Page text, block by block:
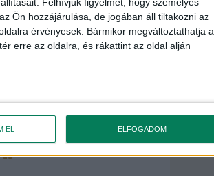
Ön hozzájárulása, de jogában áll tiltakozni az
érvényesek. Bármikor megváltoztathatja a
erre az oldalra, és rákattint az oldal alján
EL ELFOGADOM
is beküldhető.)
EBBEN A